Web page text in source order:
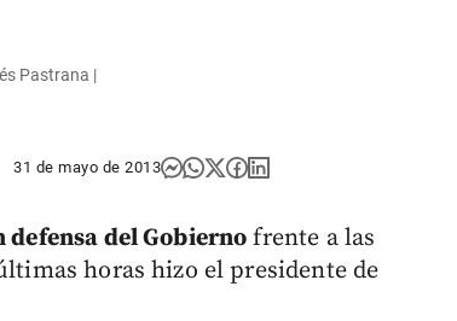
Pastrana |
31 de mayo de 2013
defensa del Gobiernofrente a las
horas hizo el presidente de